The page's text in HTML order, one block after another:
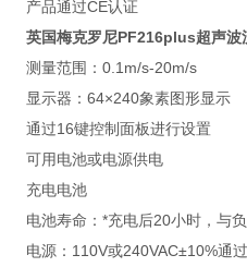
产品通过CE认证
英国梅克罗尼PF216plus超声波
测量范围：0.1m/s-20m/s
显示器：64×240象素图形显示
通过16键控制面板进行设置
可用电池或电源供电
充电电池
电池寿命：*充电后20小时，
电源：110V或240VAC±10%通